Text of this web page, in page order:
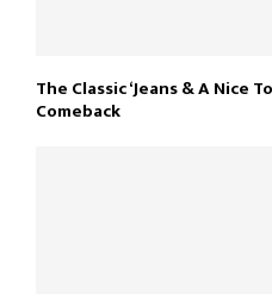
The Classic ‘Jeans & A Nice
Comeback